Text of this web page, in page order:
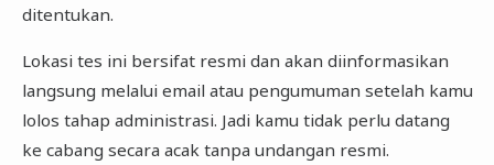
ditentukan.
Lokasi tes ini bersifat resmi dan akan diinformasikan
langsung melalui email atau pengumuman setelah kamu
lolos tahap administrasi. Jadi kamu tidak perlu datang
ke cabang secara acak tanpa undangan resmi.